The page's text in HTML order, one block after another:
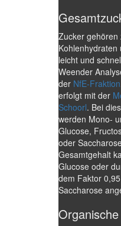
Zucker gehören
leicht und
Weender
der NfE-Fraktion
erfolgt mit der
Schoorl. Bei
werden Mono-
Glucose,
oder
Gesamtgehalt
Glucose oder
dem Faktor
Saccharose